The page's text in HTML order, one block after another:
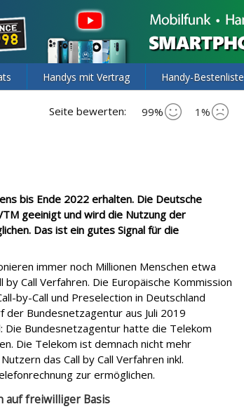
Handys mit Vertrag Handy-Bestenliste
Seite bewerten: 99% 1%
bis Ende 2022 erhalten. Die Deutsche
geeinigt und wird die Nutzung der
Das ist ein gutes Signal für die
immer noch Millionen Menschen etwa
Call Verfahren. Die Europäische Kommission
by-Call und Preselection in Deutschland
Bundesnetzagentur aus Juli 2019
Die Bundesnetzagentur hatte die Telekom
Die Telekom ist demnach nicht mehr
das Call by Call Verfahren inkl.
zur ermöglichen.
auf freiwilliger Basis